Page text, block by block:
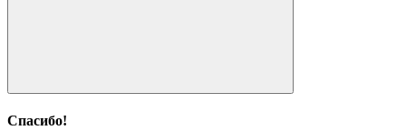
Спасибо!